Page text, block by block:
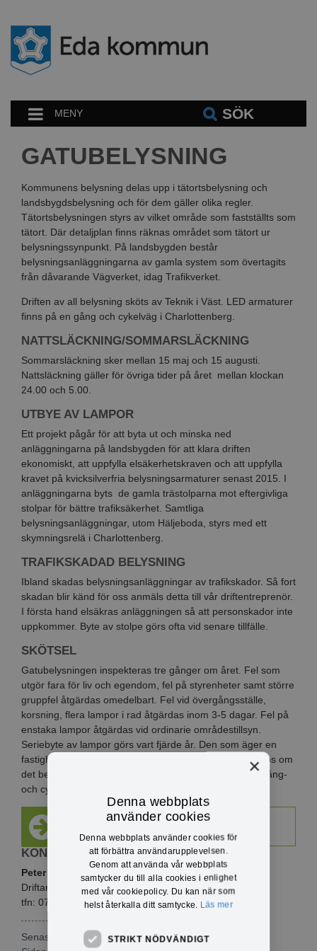
MENY SÖK
GATUBELYSNING
Kommunens belysning delas upp i tätortsbelysning och
landsbygdsbelysning och för dem gäller olika regler.
Tätortsbelysningen styrs av vilket område som fastställts som
tätort. Där detaljplan finns räknas området som tätort ur
belysningssynpunkt. På landsbygden består
belysningsanläggningarna av gamla system som övertagits
från dåvarande Vägverket, idag Trafikverket.
Driften av all belysning sköts av Teknik i Väst. LED armaturer
finns på en gång och cykelväg i Charlottenberg.
NATTSLÄCKNING/SOMMARSLÄCKNING
Sommarsläckning sker mellan 15 maj och 15 augusti.
Nattsläckning gäller för övriga tider på året mellan klockan
24.00 och 5.00.
UTBYE AV LAMPOR
Ett projekt pågår för att byta ut och minska ned
anläggningarna på landsbygden för att klara driften
ekonomiskt, att uppfylla elsäkerhetskraven och att uppfylla
kravet på kvicksilverfria belysningsarmaturer senast 2015. I
anläggningarna byts de gamla trästolparna mot eftergivliga
stolpar för bättre trafiksäkerhet. Samtliga
belysningsanläggningar, utom Häljeboda, styrs med ett
skymningsrelä i Charlottenberg.
TRAFIKSKADAD BELYSNING
Ibland skadas belysningsanläggningar av trafikskador. Så fort
skadan blir känd för oss anmäls detta till vår driftentreprenör.
I första hand elsäkras anläggningen så att personskador inte
uppkommer. Byte av stolpe görs ofta vid senare tillfälle.
SKÖTSEL
Gatubelysningen inspekteras tre gånger om året. Fel som
utgör fara för liv och egendom, fel på styrenheter samt större
gruppfel åtgärdas omedelbart. Fel vid övergångsställe,
korsning, flera lampor i rad åtgärdas inom 3-5 dagar. Fel på
enstaka lampor åtgärdas vid ordinarie områdestillsyn.
Seriebyte av lampor görs vart fjärde år. Den som äger en
fastighet med träd eller buskar, ska se till att dessa klipps om
det behövs, så att ljuset når fram på gator, vägar och gång-
och cykelvägar.
KONTAKTINFO
Peter Wester
Driftansvarig belysning, Teknik i Väst AB
tfn: 073-691 88 11
Senast publicerad: 2024-01-15
×
Denna webbplats
använder cookies
Denna webbplats använder cookies för
att förbättra användarupplevelsen.
Genom att använda vår webbplats
samtycker du till alla cookies i enlighet
med vår cookiepolicy. Du kan när som
helst återkalla ditt samtycke. Läs mer
STRIKT NÖDVÄNDIGT